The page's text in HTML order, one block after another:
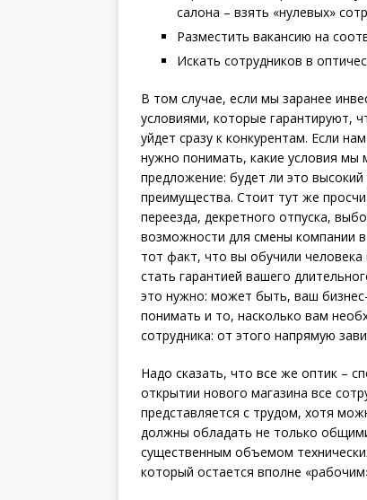
салона – взять «нулевых»
Разместить вакансию на
Искать сотрудников в
В том случае, если мы заранее
условиями, которые гарантируют,
уйдет сразу к конкурентам. Если
нужно понимать, какие условия
предложение: будет ли это
преимущества. Стоит тут же
переезда, декретного отпуска,
возможности для смены компании
тот факт, что вы обучили
стать гарантией вашего
это нужно: может быть, ваш
понимать и то, насколько вам
сотрудника: от этого напрямую
Надо сказать, что все же оптик –
открытии нового магазина все
представляется с трудом, хотя
должны обладать не только
существенным объемом
который остается вполне